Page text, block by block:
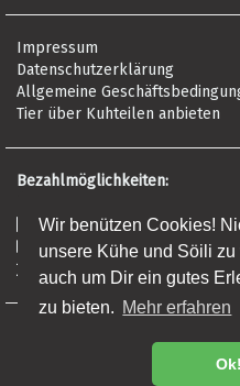
Wir benützen Cookies!
unsere Kühe und Söili
auch um Dir ein gutes
zu bieten. Mehr erfahren
Ok!
Impressum
Datenschutzerklärung
Allgemeine
Tier über Kuhteilen anbieten
Bezahlmöglichkeiten:
Risikofrei per Rechnung
Kreditkarte (Visa,
Banküberweisung (Frist: 5
Fleisch Online Bestellen -